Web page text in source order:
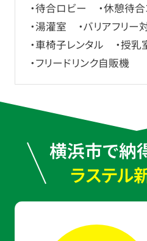
・待合ロビー
・休憩待
・湯灌室
・バリアフリー
・車椅子レンタル
・授乳
・フリードリンク自販機
横浜市で納
ラステル